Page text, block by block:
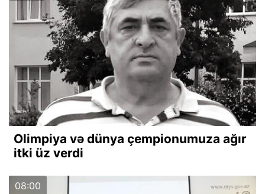
Olimpiya və dünya çempionumuza ağır
itki üz verdi
08:00